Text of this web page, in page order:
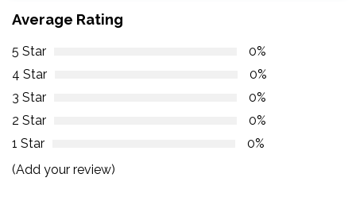
Average Rating
5 Star
0%
4 Star
0%
3 Star
0%
2 Star
0%
1 Star
0%
(Add your review)